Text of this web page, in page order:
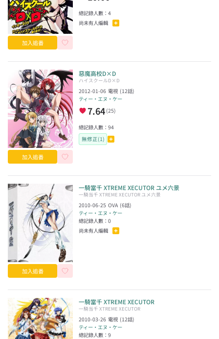
加入追番
總記錄人數：4
尚未有人編輯
加入追番
惡魔高校D×D
ハイスクールD×D
2012-01-06 電視 (12話)
ティー・エヌ・ケー
7.64 (25)
總記錄人數：94
無修正(1)
加入追番
一騎當千 XTREME XECUTOR ユメ六景
一騎当千 XTREME XECUTOR ユメ六景
2010-06-25 OVA (6話)
ティー・エヌ・ケー
總記錄人數：0
尚未有人編輯
一騎當千 XTREME XECUTOR
一騎当千 XTREME XECUTOR
2010-03-26 電視 (12話)
ティー・エヌ・ケー
總記錄人數：9